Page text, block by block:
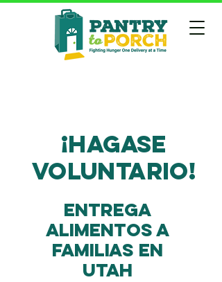
¡Hagase
voluntario!
Entrega
alimentos a
familias en
Utah